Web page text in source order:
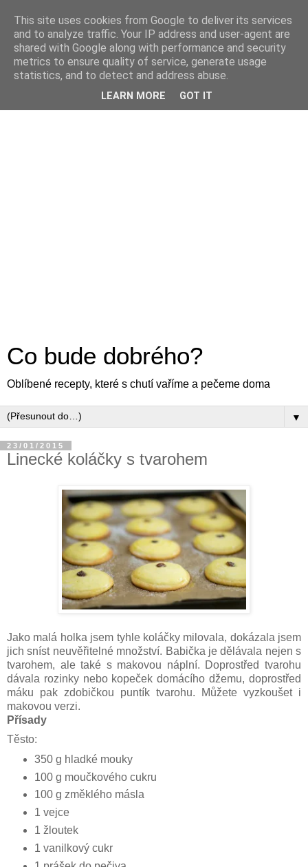
Co bude dobrého?
Oblíbené recepty, které s chutí vaříme a pečeme doma
▼
23/01/2015
Linecké koláčky s tvarohem
Jako malá holka jsem tyhle koláčky milovala, dokázala jsem
jich sníst neuvěřitelné množství. Babička je dělávala nejen s
tvarohem, ale také s makovou náplní. Doprostřed tvarohu
dávala rozinky nebo kopeček domácího džemu, doprostřed
máku pak zdobičkou puntík tvarohu. Můžete vyzkoušet i
makovou verzi.
Přísady
Těsto:
350 g hladké mouky
100 g moučkového cukru
100 g změklého másla
1 vejce
1 žloutek
1 vanilkový cukr
This site uses cookies from Google to deliver its services
and to analyze traffic. Your IP address and user-agent are
shared with Google along with performance and security
metrics to ensure quality of service, generate usage
statistics, and to detect and address abuse.
LEARN MORE GOT IT